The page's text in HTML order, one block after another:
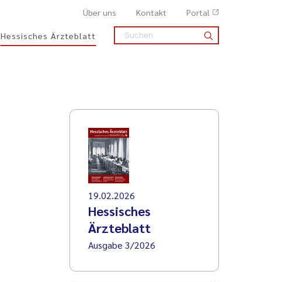
Über uns Kontakt Portal
Hessisches Ärzteblatt
19.02.2026
Hessisches
Ärzteblatt
Ausgabe 3/2026